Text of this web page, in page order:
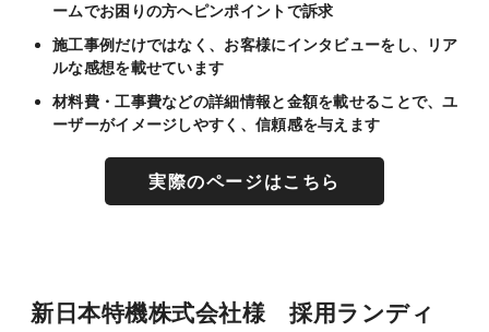
ームでお困りの方へピンポイントで訴求
施工事例だけではなく、お客様にインタビューをし、リア
ルな感想を載せています
材料費・工事費などの詳細情報と金額を載せることで、ユ
ーザーがイメージしやすく、信頼感を与えます
実際のページはこちら
新日本特機株式会社様 採用ランディ